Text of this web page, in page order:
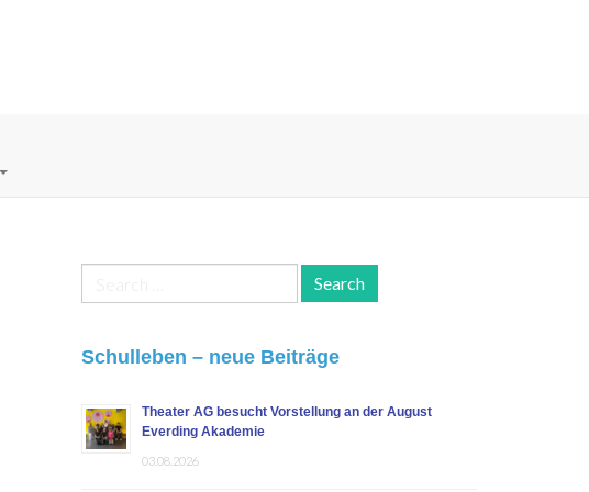
Schulleben – neue Beiträge
Theater AG besucht Vorstellung an der August
Everding Akademie
03.08.2026